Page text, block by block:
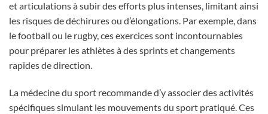
et articulations à subir des efforts plus intenses, limitant ainsi
les risques de déchirures ou d’élongations. Par exemple, dans
le football ou le rugby, ces exercices sont incontournables
pour préparer les athlètes à des sprints et changements
rapides de direction.
La médecine du sport recommande d’y associer des activités
spécifiques simulant les mouvements du sport pratiqué. Ces